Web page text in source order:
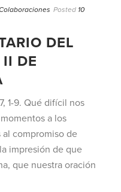
Posted 10
DEL
DE
1-9. Qué difícil nos
a los
al compromiso de
impresión de que
que nuestra oración